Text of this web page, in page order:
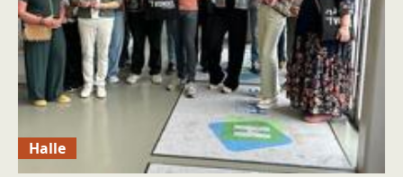
Halle